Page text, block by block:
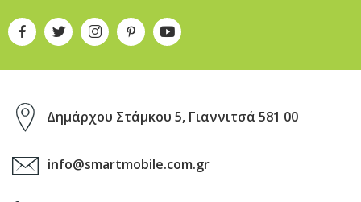
Δημάρχου Στάμκου 5, Γιαννιτσά 581 00
info@smartmobile.com.gr